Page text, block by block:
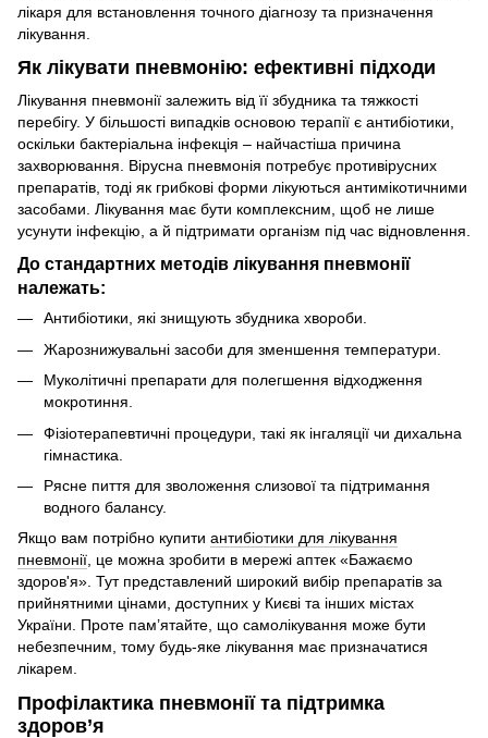
лікаря для встановлення точного діагнозу та призначення
лікування.
Як лікувати пневмонію: ефективні підходи
Лікування пневмонії залежить від її збудника та тяжкості
перебігу. У більшості випадків основою терапії є антибіотики,
оскільки бактеріальна інфекція – найчастіша причина
захворювання. Вірусна пневмонія потребує противірусних
препаратів, тоді як грибкові форми лікуються антимікотичними
засобами. Лікування має бути комплексним, щоб не лише
усунути інфекцію, а й підтримати організм під час відновлення.
До стандартних методів лікування пневмонії
належать:
Антибіотики, які знищують збудника хвороби.
Жарознижувальні засоби для зменшення температури.
Муколітичні препарати для полегшення відходження
мокротиння.
Фізіотерапевтичні процедури, такі як інгаляції чи дихальна
гімнастика.
Рясне пиття для зволоження слизової та підтримання
водного балансу.
Якщо вам потрібно купити антибіотики для лікування
пневмонії, це можна зробити в мережі аптек «Бажаємо
здоров'я». Тут представлений широкий вибір препаратів за
прийнятними цінами, доступних у Києві та інших містах
України. Проте пам’ятайте, що самолікування може бути
небезпечним, тому будь-яке лікування має призначатися
лікарем.
Профілактика пневмонії та підтримка
здоров’я